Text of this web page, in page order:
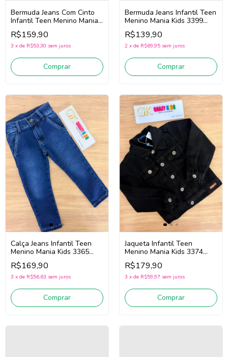
Bermuda Jeans Com Cinto
Infantil Teen Menino Mania
Kids 3398 (Jeans Médio)
R$159,90
3 x de R$53,30 sem juros
Comprar
Bermuda Jeans Infantil Teen
Menino Mania Kids 3399
(Jeans Claro)
R$139,90
2 x de R$69,95 sem juros
Comprar
Calça Jeans Infantil Teen
Menino Mania Kids 3365
(Jeans Escuro)
R$169,90
3 x de R$56,63 sem juros
Comprar
Jaqueta Infantil Teen
Menino Mania Kids 3374
(Preto)
R$179,90
3 x de R$59,97 sem juros
Comprar